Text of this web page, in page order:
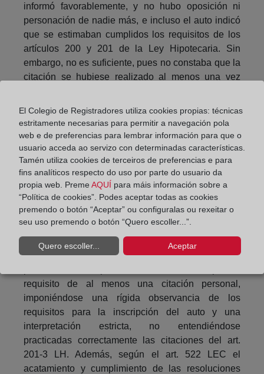
informó favorablemente, y no hubo oposición ni
personación de nadie más, e incluso el auto indicó
que se estimaban cumplidos los requisitos de los
artículos 200 y 201 de la Ley Hipotecaria. Sin
embargo, no es suficiente, pues no constaba que la
citación se hubiese realizado al menos una vez
registral.
En efecto, “si bien el registrador no está autorizado
para examinar el fondo, los fundamentos de
resoluciones judiciales, ello no impide que verifique
el cumplimiento de los requisitos y formalidades
legales, evitando el perjuicio de titulares registrales
inscritos y de terceros, como es el caso”. “No cabe
contrariar el art. 286 RH. Privando al título de un
requisito extrínseco necesario, las citaciones a los
herederos o causahabientes del titular registral,
requisito de al menos una citación personal,
imponiéndose una rígida observancia de los
requisitos para la inscripción del auto y una
interpretación estricta, no entendiéndose
practicadas correctamente las citaciones del art.
201-3 LH. Además, según el art. 522 LEC el
acatamiento y cumplimiento de las resoluciones
El Colegio de Registradores utiliza cookies propias: técnicas
estritamente necesarias para permitir a navegación pola
web e de preferencias para lembrar información para que o
usuario acceda ao servizo con determinadas características.
Tamén utiliza cookies de terceiros de preferencias e para
fins analíticos respecto do uso por parte do usuario da
propia web. Preme AQUÍ para máis información sobre a
“Política de cookies”. Podes aceptar todas as cookies
premendo o botón “Aceptar” ou configuralas ou rexeitar o
seu uso premendo o botón “Quero escoller...”.
Quero escoller... Aceptar